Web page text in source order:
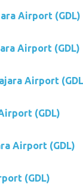
Airport (GDL)
Airport (GDL)
Airport
(GDL)
Airport (GDL)
(GDL)